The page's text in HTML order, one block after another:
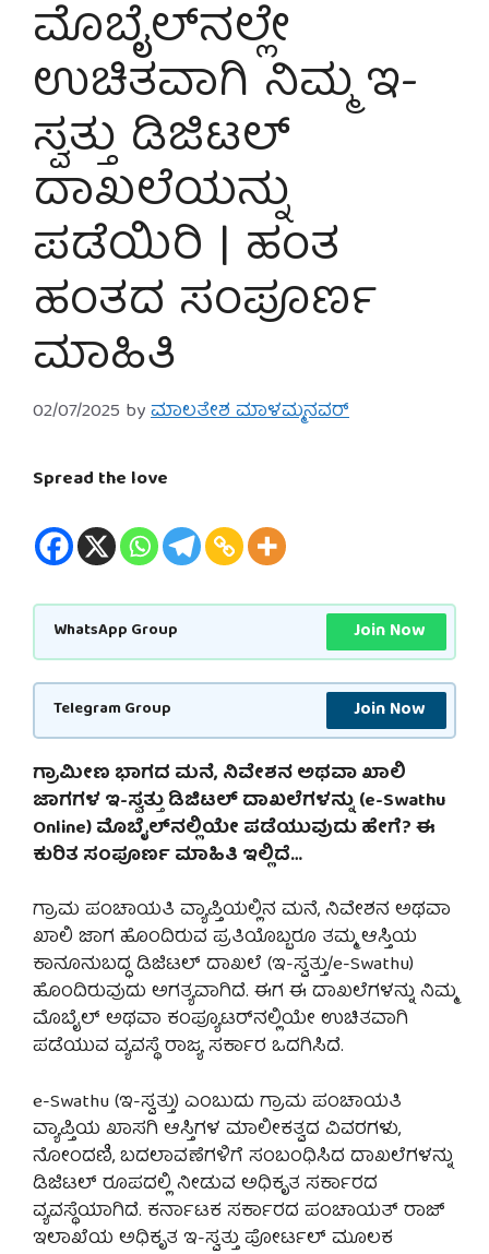
ಮೊಬೈಲ್‌ನಲ್ಲೇ
ಉಚಿತವಾಗಿ ನಿಮ್ಮ ಇ-
ಸ್ವತ್ತು ಡಿಜಿಟಲ್
ದಾಖಲೆಯನ್ನು
ಪಡೆಯಿರಿ | ಹಂತ
ಹಂತದ ಸಂಪೂರ್ಣ
ಮಾಹಿತಿ
02/07/2025 byಮಾಲತೇಶ ಮಾಳಮ್ಮನವರ್
Spread the love
WhatsApp Group Join Now
Telegram Group Join Now
ಗ್ರಾಮೀಣ ಭಾಗದ ಮನೆ, ನಿವೇಶನ ಅಥವಾ ಖಾಲಿ
ಜಾಗಗಳ ಇ-ಸ್ವತ್ತು ಡಿಜಿಟಲ್ ದಾಖಲೆಗಳನ್ನು (e-Swathu
Online) ಮೊಬೈಲ್‌ನಲ್ಲಿಯೇ ಪಡೆಯುವುದು ಹೇಗೆ? ಈ
ಕುರಿತ ಸಂಪೂರ್ಣ ಮಾಹಿತಿ ಇಲ್ಲಿದೆ…
ಗ್ರಾಮ ಪಂಚಾಯತಿ ವ್ಯಾಪ್ತಿಯಲ್ಲಿನ ಮನೆ, ನಿವೇಶನ ಅಥವಾ
ಖಾಲಿ ಜಾಗ ಹೊಂದಿರುವ ಪ್ರತಿಯೊಬ್ಬರೂ ತಮ್ಮ ಆಸ್ತಿಯ
ಕಾನೂನುಬದ್ಧ ಡಿಜಿಟಲ್ ದಾಖಲೆ (ಇ-ಸ್ವತ್ತು/e-Swathu)
ಹೊಂದಿರುವುದು ಅಗತ್ಯವಾಗಿದೆ. ಈಗ ಈ ದಾಖಲೆಗಳನ್ನು ನಿಮ್ಮ
ಮೊಬೈಲ್ ಅಥವಾ ಕಂಪ್ಯೂಟರ್‌ನಲ್ಲಿಯೇ ಉಚಿತವಾಗಿ
ಪಡೆಯುವ ವ್ಯವಸ್ಥೆ ರಾಜ್ಯ ಸರ್ಕಾರ ಒದಗಿಸಿದೆ.
e-Swathu (ಇ-ಸ್ವತ್ತು) ಎಂಬುದು ಗ್ರಾಮ ಪಂಚಾಯತಿ
ವ್ಯಾಪ್ತಿಯ ಖಾಸಗಿ ಆಸ್ತಿಗಳ ಮಾಲೀಕತ್ವದ ವಿವರಗಳು,
ನೋಂದಣಿ, ಬದಲಾವಣೆಗಳಿಗೆ ಸಂಬಂಧಿಸಿದ ದಾಖಲೆಗಳನ್ನು
ಡಿಜಿಟಲ್ ರೂಪದಲ್ಲಿ ನೀಡುವ ಅಧಿಕೃತ ಸರ್ಕಾರದ
ವ್ಯವಸ್ಥೆಯಾಗಿದೆ. ಕರ್ನಾಟಕ ಸರ್ಕಾರದ ಪಂಚಾಯತ್ ರಾಜ್
ಇಲಾಖೆಯ ಅಧಿಕೃತ ಇ-ಸ್ವತ್ತು ಪೋರ್ಟಲ್ ಮೂಲಕ